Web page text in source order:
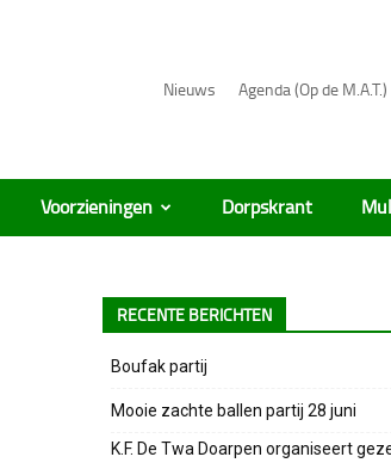
Nieuws Agenda (Op de M.A.T.)
Voorzieningen Dorpskrant
RECENTE BERICHTEN
Boufak partij
Mooie zachte ballen partij 28 juni
K.F. De Twa Doarpen organiseert